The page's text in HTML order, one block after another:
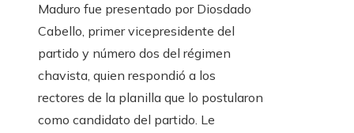
Maduro fue presentado por Diosdado
Cabello, primer vicepresidente del
partido y número dos del régimen
chavista, quien respondió a los
rectores de la planilla que lo postularon
como candidato del partido. Le